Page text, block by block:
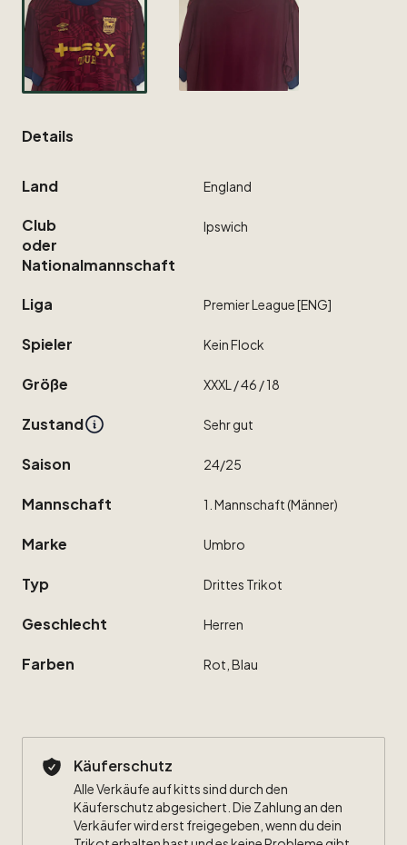
Details
Land England
Club
oder
Nationalmannschaft
Ipswich
Liga PremierLeague[ENG]
Spieler KeinFlock
Größe XXXL ​/​46 ​/​18
Zustand Sehrgut
Saison 24​/​25
Mannschaft 1. Mannschaft(Männer)
Marke Umbro
Typ Drittes Trikot
Geschlecht Herren
Farben Rot, Blau
Käuferschutz
Alle Verkäufe auf kitts sind durch den
Käuferschutz abgesichert. Die Zahlung an den
Verkäufer wird erst freigegeben, wenn du dein